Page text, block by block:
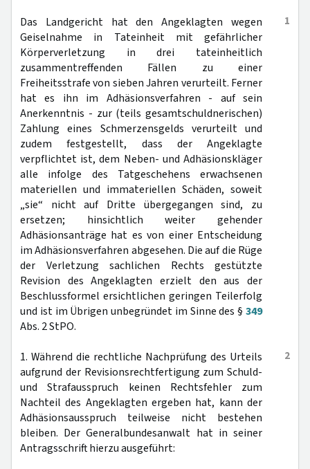
1
Das Landgericht hat den Angeklagten wegen
Geiselnahme in Tateinheit mit gefährlicher
Körperverletzung in drei tateinheitlich
zusammentreffenden Fällen zu einer
Freiheitsstrafe von sieben Jahren verurteilt. Ferner
hat es ihn im Adhäsionsverfahren - auf sein
Anerkenntnis - zur (teils gesamtschuldnerischen)
Zahlung eines Schmerzensgelds verurteilt und
zudem festgestellt, dass der Angeklagte
verpflichtet ist, dem Neben- und Adhäsionskläger
alle infolge des Tatgeschehens erwachsenen
materiellen und immateriellen Schäden, soweit
„sie“ nicht auf Dritte übergegangen sind, zu
ersetzen; hinsichtlich weiter gehender
Adhäsionsanträge hat es von einer Entscheidung
im Adhäsionsverfahren abgesehen. Die auf die Rüge
der Verletzung sachlichen Rechts gestützte
Revision des Angeklagten erzielt den aus der
Beschlussformel ersichtlichen geringen Teilerfolg
und ist im Übrigen unbegründet im Sinne des § 349
Abs. 2 StPO.
2
1. Während die rechtliche Nachprüfung des Urteils
aufgrund der Revisionsrechtfertigung zum Schuld-
und Strafausspruch keinen Rechtsfehler zum
Nachteil des Angeklagten ergeben hat, kann der
Adhäsionsausspruch teilweise nicht bestehen
bleiben. Der Generalbundesanwalt hat in seiner
Antragsschrift hierzu ausgeführt: